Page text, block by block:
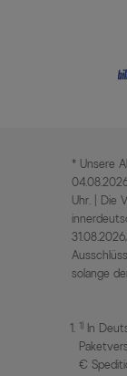
* Unsere
Uhr. | Die
solange
1) In
€